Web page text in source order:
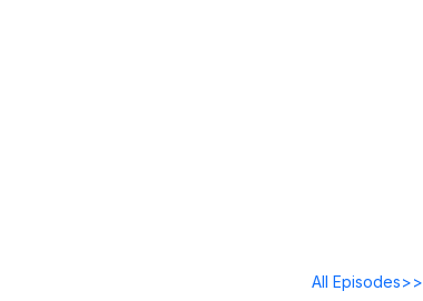
All Episodes>>